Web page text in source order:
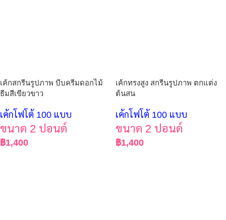
เค้กสกรีนรูปภาพ บีบครีมดอกไม้
ธีมสีเขียวขาว
เค้กโฟโต้ 100 แบบ
ขนาด 2 ปอนด์
฿1,400
เค้กทรงสูง สกรีนรูปภาพ ตกแต่ง
ต้นสน
เค้กโฟโต้ 100 แบบ
ขนาด 2 ปอนด์
฿1,400